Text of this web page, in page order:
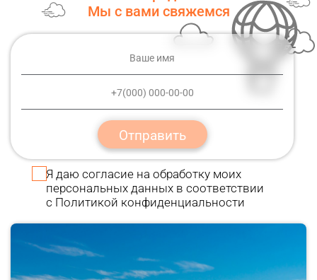
Мы с вами свяжемся
Отправить
Я даю согласиена обработку моих
персональных данных в соответствии
с Политикой конфиденциальности